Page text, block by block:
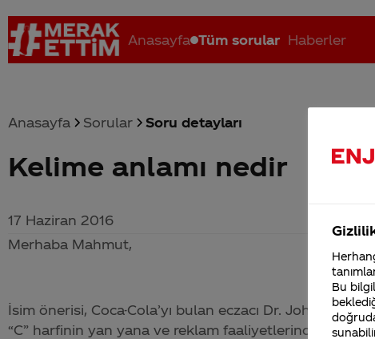
Anasayfa Tüm sorular Haberler
Coca-Cola nerenin malı? Coca cola İsrail malı mı Yani ...
Anasayfa Sorular Soru detayları
Kelime anlamı nedir
17 Haziran 2016
Merhaba Mahmut,
İsim önerisi, Coca-Cola’yı bulan eczacı Dr. John
“C” harfinin yan yana ve reklam faaliyetlerinde estetik
Bu